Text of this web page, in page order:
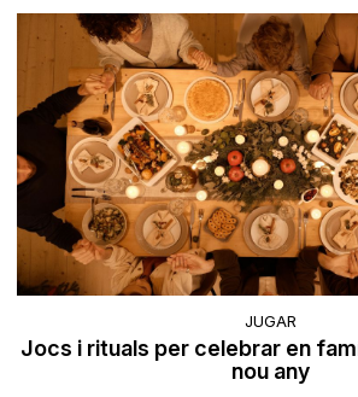
JUGAR
Jocs i rituals per celebrar en
nou any